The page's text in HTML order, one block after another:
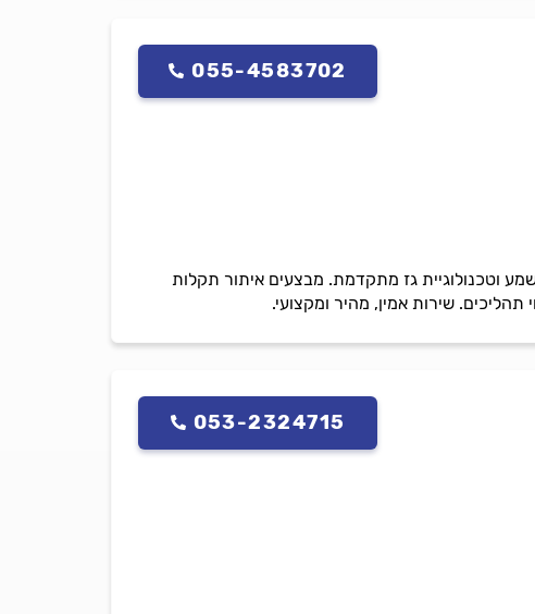
055-4583702
וטכנולוגיית גז מתקדמת. מבצעים איתור תקלות
תהליכים. שירות אמין, מהיר ומקצועי.
053-2324715